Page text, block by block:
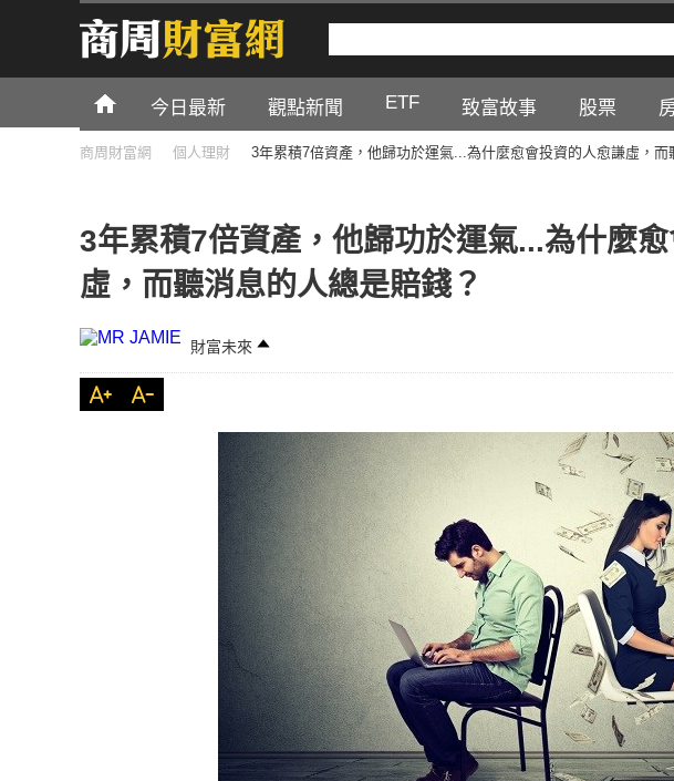
今日最新 觀點新聞 ETF 致富故事 股票
商周財富網 個人理財 3年累積7倍資產，他歸功於運氣...為什麼愈會投資的人愈謙虛，而
3年累積7倍資產，他歸功於運氣...為什麼
虛，而聽消息的人總是賠錢？
財富未來